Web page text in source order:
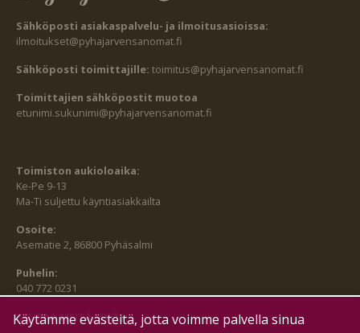
Sähköposti asiakaspalvelu- ja ilmoitusasioissa:
ilmoitukset@pyhajarvensanomat.fi
Sähköposti toimittajille: toimitus@pyhajarvensanomat.fi
Toimittajien sähköpostit muotoa
etunimi.sukunimi@pyhajarvensanomat.fi
Toimiston aukioloaika:
Ke-Pe 9-13
Ma-Ti suljettu käyntiasiakkailta
Osoite:
Asematie 2, 86800 Pyhäsalmi
Puhelin:
040 772 0231
SEURAA MEITÄ MYÖS:
Käytämme evästeitä, jotta voimme palvella sinua